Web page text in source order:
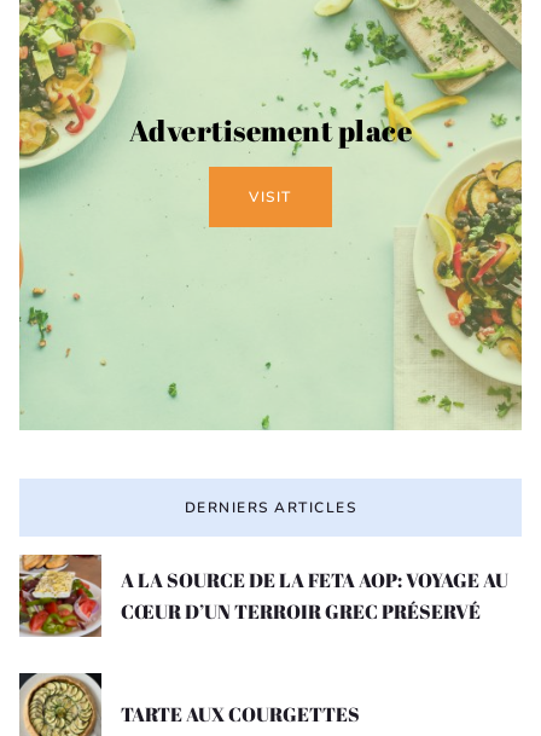
Advertisement place
VISIT
DERNIERS ARTICLES
A LA SOURCE DE LA FETA AOP: VOYAGE AU
CŒUR D’UN TERROIR GREC PRÉSERVÉ
TARTE AUX COURGETTES